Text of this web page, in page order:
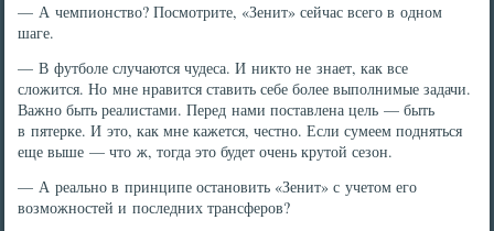
— А чемпионство? Посмотрите, «Зенит» сейчас всего в одном
шаге.
— В футболе случаются чудеса. И никто не знает, как все
сложится. Но мне нравится ставить себе более выполнимые задачи.
Важно быть реалистами. Перед нами поставлена цель — быть
в пятерке. И это, как мне кажется, честно. Если сумеем подняться
еще выше — что ж, тогда это будет очень крутой сезон.
— А реально в принципе остановить «Зенит» с учетом его
возможностей и последних трансферов?